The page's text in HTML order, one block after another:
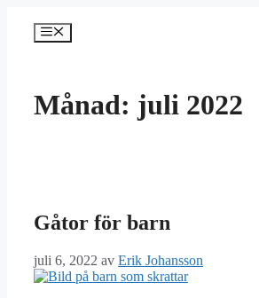
innehåll
Meny
Månad: juli 2022
Gåtor för barn
juli 6, 2022 av Erik Johansson